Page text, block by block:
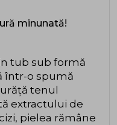
minunată!
tub sub formă
într-o spumă
tenul
extractului de
pielea rămâne